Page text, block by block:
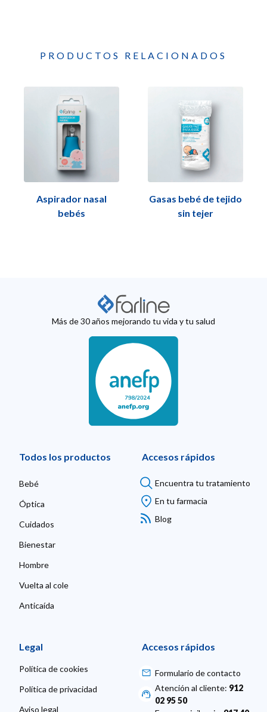
PRODUCTOS RELACIONADOS
Aspirador nasal
bebés
Gasas bebé de tejido
sin tejer
Más de 30 años mejorando tu vida y tu salud
Todos los productos
Bebé
Óptica
Cuidados
Bienestar
Hombre
Vuelta al cole
Anticaída
Accesos rápidos
Encuentra tu tratamiento
En tu farmacia
Blog
Legal
Política de cookies
Política de privacidad
Aviso legal
Accesos rápidos
Formulario de contacto
Atención al cliente: 912
02 95 50